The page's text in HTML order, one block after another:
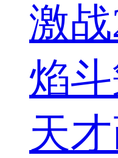
激
焰
天